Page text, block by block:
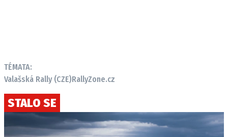
TÉMATA:
Valašská Rally (CZE)RallyZone.cz
STALO SE